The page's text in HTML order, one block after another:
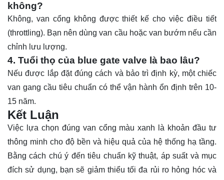
không?
Không, van cổng không được thiết kế cho việc điều tiết
(throttling). Bạn nên dùng van cầu hoặc van bướm nếu cần
chỉnh lưu lượng.
4. Tuổi thọ của blue gate valve là bao lâu?
Nếu được lắp đặt đúng cách và bảo trì định kỳ, một chiếc
van gang cầu tiêu chuẩn có thể vận hành ổn định trên 10-
15 năm.
Kết Luận
Việc lựa chọn đúng van cổng màu xanh là khoản đầu tư
thông minh cho độ bền và hiệu quả của hệ thống hạ tầng.
Bằng cách chú ý đến tiêu chuẩn kỹ thuật, áp suất và mục
đích sử dụng, bạn sẽ giảm thiểu tối đa rủi ro hỏng hóc và